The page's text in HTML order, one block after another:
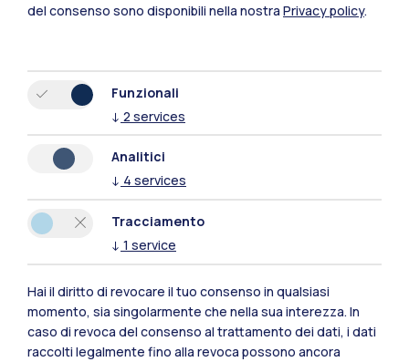
Polimi Community
Tutti i siti dell’ecosistema
Residenze
del consenso sono disponibili nella nostra Privacy policy.
Funzionali
↓ 2 services
Analitici
↓ 4 services
Tracciamento
↓ 1 service
Hai il diritto di revocare il tuo consenso in qualsiasi
momento, sia singolarmente che nella sua interezza. In
caso di revoca del consenso al trattamento dei dati, i dati
raccolti legalmente fino alla revoca possono ancora